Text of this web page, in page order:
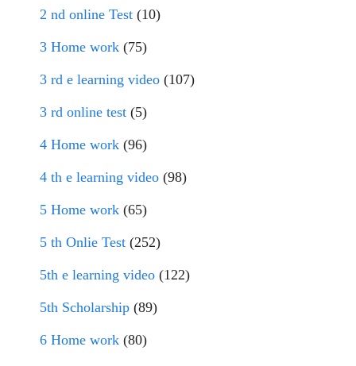
2 nd online Test (10)
3 Home work (75)
3 rd e learning video (107)
3 rd online test (5)
4 Home work (96)
4 th e learning video (98)
5 Home work (65)
5 th Onlie Test (252)
5th e learning video (122)
5th Scholarship (89)
6 Home work (80)